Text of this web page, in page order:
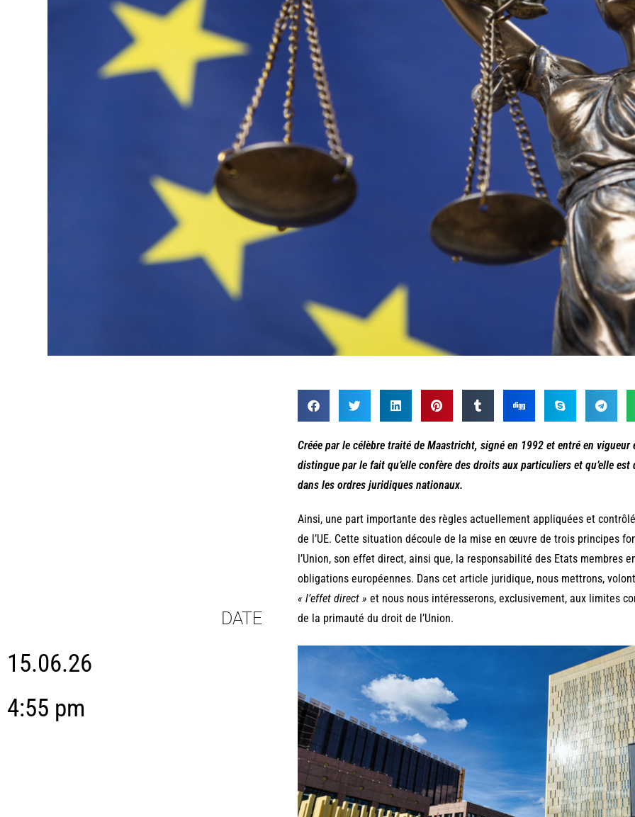
DATE
15.06.26
4:55 pm
Créée par le célèbre traité de Maastricht, signé en 1992 et entré en vigueur
distingue par le fait qu’elle confère des droits aux particuliers et qu’elle
dans les ordres juridiques nationaux.
Ainsi, une part importante des règles actuellement appliquées et
de l’UE. Cette situation découle de la mise en œuvre de trois principes
l’Union, son effet direct, ainsi que, la responsabilité des Etats membres
obligations européennes. Dans cet article juridique, nous mettrons,
« l’effet direct » et nous nous intéresserons, exclusivement, aux limites
de la primauté du droit de l’Union.